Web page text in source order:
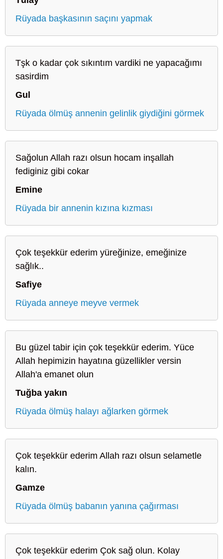
Rüyada başkasının saçını yapmak
Tşk o kadar çok sıkıntım vardiki ne yapacağımı
sasirdim
Gul
Rüyada ölmüş annenin gelinlik giydiğini görmek
Sağolun Allah razı olsun hocam inşallah
fediginiz gibi cokar
Emine
Rüyada bir annenin kızına kızması
Çok teşekkür ederim yüreğinize, emeğinize
sağlık..
Safiye
Rüyada anneye meyve vermek
Bu güzel tabir için çok teşekkür ederim. Yüce
Allah hepimizin hayatına güzellikler versin
Allah'a emanet olun
Tuğba yakın
Rüyada ölmüş halayı ağlarken görmek
Çok teşekkür ederim Allah razı olsun selametle
kalın.
Gamze
Rüyada ölmüş babanın yanına çağırması
Çok teşekkür ederim Çok sağ olun. Kolay